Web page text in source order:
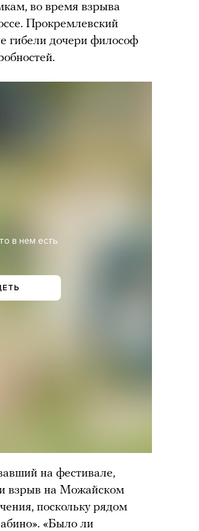
во время взрыва
Прокремлевский
гибели дочери философ
в нем есть
на фестивале,
взрыв на Можайском
поскольку рядом
«Было ли